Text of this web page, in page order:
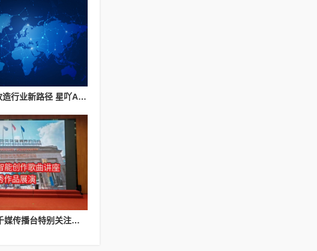
探索旧房改造行业新路径 星吖APP以数字化服务赋能上海家装提质升级
CMT百城千媒传播台特别关注：人工智能作曲讲座优秀作品展演会